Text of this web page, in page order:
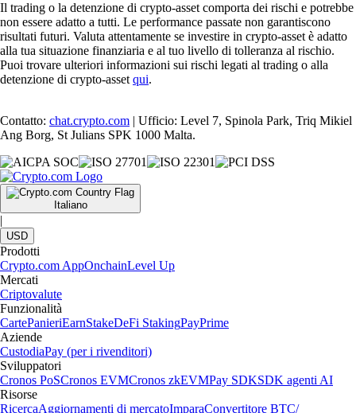
Il trading o la detenzione di crypto-asset comporta dei rischi e potrebbe
non essere adatto a tutti. Le performance passate non garantiscono
risultati futuri. Valuta attentamente se investire in crypto-asset è adatto
alla tua situazione finanziaria e al tuo livello di tolleranza al rischio.
Puoi trovare ulteriori informazioni sui rischi legati al trading o alla
detenzione di crypto-asset qui.
Contatto: chat.crypto.com | Ufficio: Level 7, Spinola Park, Triq Mikiel
Ang Borg, St Julians SPK 1000 Malta.
Italiano
|
USD
Prodotti
Crypto.com AppOnchainLevel Up
Mercati
Criptovalute
Funzionalità
CartePanieriEarnStakeDeFi StakingPayPrime
Aziende
CustodiaPay (per i rivenditori)
Sviluppatori
Cronos PoSCronos EVMCronos zkEVMPay SDKSDK agenti AI
Risorse
RicercaAggiornamenti di mercatoImparaConvertitore BTC/